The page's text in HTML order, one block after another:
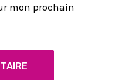
mon prochain